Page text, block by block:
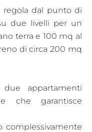
regola dal punto di
due livelli per un
terra e 100 mq al
di circa 200 mq
appartamenti
che garantisce
complessivamente